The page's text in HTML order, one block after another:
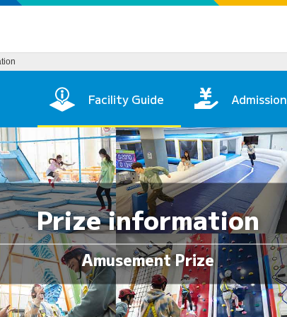
Facility Guide Admission
Prize information